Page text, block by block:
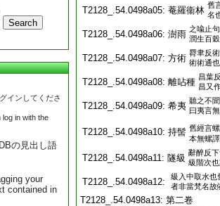
Search
インしてくださ
in with the
の見出し語
your
contained in
T2128_.54.0498a05: 菴羅衞林 舊
名
T2128_.54.0498a06: 澍雨 之喩止
潤生百
T2128_.54.0498a07: 方術 脣聿反
術術通
T2128_.54.0498a08: 離呫種 昌葉
昌又
T2128_.54.0498a09: 希夷 聽之不
曰夷言
T2128_.54.0498a10: 持髻 舊經言
本無螺
T2128_.54.0498a11: 隧級 辭醉反
級階次
T2128_.54.0498a12:
級入中取水也
者非當梵名故
T2128_.54.0498a13: 第二卷